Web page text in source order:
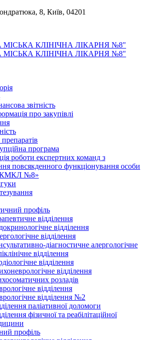
8, Київ, 04201
звітність
про закупівлі
програма
роботи експертних команд з
повсякденного функціонування особи
№8»
профіль
відділення
відділення
відділення
діагностичне алергологічне
відділення
відділення
відділення
розладів
відділення
відділення №2
паліативної доломоги
фізичної та реабілітаційної
профіль